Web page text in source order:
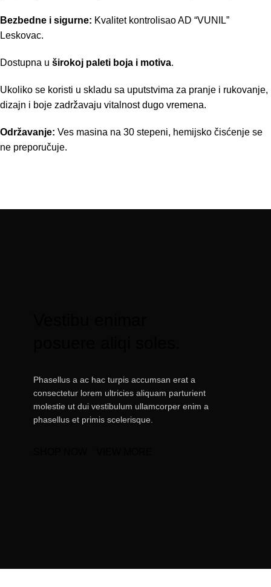
Bezbedne i sigurne: Kvalitet kontrolisao AD “VUNIL”
Leskovac.
Dostupna u širokoj paleti boja i motiva.
Ukoliko se koristi u skladu sa uputstvima za pranje i rukovanje,
dizajn i boje zadržavaju vitalnost dugo vremena.
Održavanje: Ves masina na 30 stepeni, hemijsko čisćenje se
ne preporučuje.
Phasellus a ac hac turpis accumsan erat a
consectetur lorem ultricies aliquam parturient
molestie ut dui vestibulum ullamcorper enim a
phasellus et primis scelerisque.